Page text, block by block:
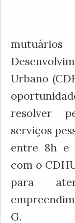
Urbano
resolver
serviços
entre 8h e
com o
para
G.